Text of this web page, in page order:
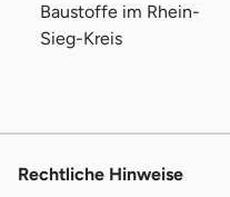
Baustoffe im Rhein-
Sieg-Kreis
Rechtliche Hinweise